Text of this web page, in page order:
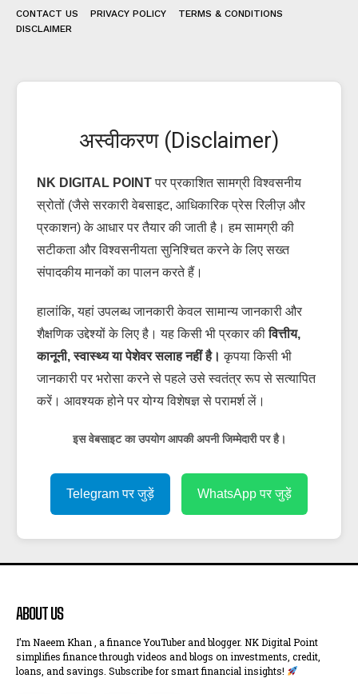
I've read and accept the Privacy Policy.
CONTACT US PRIVACY POLICY
TERMS & CONDITIONS
DISCLAIMER
अस्वीकरण (Disclaimer)
NK DIGITAL POINTपर प्रकाशित सामग्री विश्वसनीय
स्रोतों (जैसे सरकारी वेबसाइट, आधिकारिक प्रेस रिलीज़ और
प्रकाशन) के आधार पर तैयार की जाती है। हम सामग्री की
सटीकता और विश्वसनीयता सुनिश्चित करने के लिए सख्त
संपादकीय मानकों का पालन करते हैं।
हालांकि, यहां उपलब्ध जानकारी केवल सामान्य जानकारी और
शैक्षणिक उद्देश्यों के लिए है। यह किसी भी प्रकार कीवित्तीय,
कानूनी, स्वास्थ्य या पेशेवर सलाह नहीं है। कृपया किसी भी
जानकारी पर भरोसा करने से पहले उसे स्वतंत्र रूप से सत्यापित
करें। आवश्यक होने पर योग्य विशेषज्ञ से परामर्श लें।
इस वेबसाइट का उपयोग आपकी अपनी जिम्मेदारी पर है।
Telegram पर जुड़ें WhatsApp पर जुड़ें
ABOUT US
I’m Naeem Khan , a finance YouTuber and blogger. NK Digital Point
simplifies finance through videos and blogs on investments, credit,
loans, and savings. Subscribe for smart financial insights!